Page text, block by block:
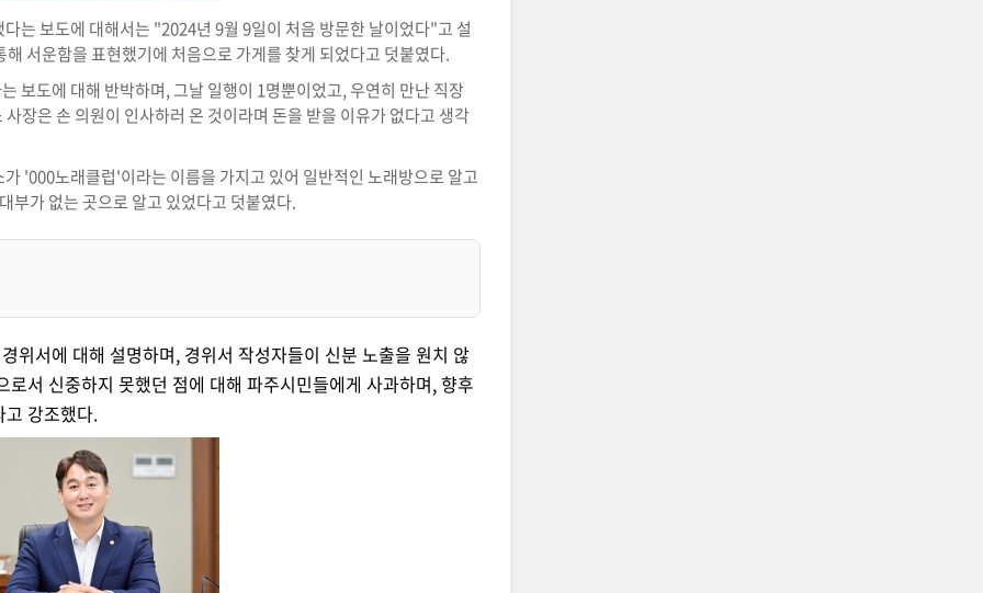
는 보도에 대해서는 "2024년 9월 9일이 처음 방문한 날이었다"고 설
서운함을 표현했기에 처음으로 가게를 찾게 되었다고 덧붙였다.
보도에 대해 반박하며, 그날 일행이 1명뿐이었고, 우연히 만난 직장
장은 손 의원이 인사하러 온 것이라며 돈을 받을 이유가 없다고 생각
가 '000노래클럽'이라는 이름을 가지고 있어 일반적인 노래방으로 알고
부가 없는 곳으로 알고 있었다고 덧붙였다.
위서에 대해 설명하며, 경위서 작성자들이 신분 노출을 원치 않
서 신중하지 못했던 점에 대해 파주시민들에게 사과하며, 향후
고 강조했다.